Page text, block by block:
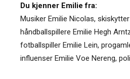
Du kjenner Emilie fra:
Musiker Emilie Nicolas,
håndballspillere Emilie Hegh
fotballspiller Emilie Lein,
influenser Emilie Voe Nereng,